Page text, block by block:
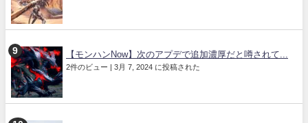
【モンハンNow】次のアプデで追加濃厚だと噂されて...
2件のビュー | 3月 7, 2024 に投稿された